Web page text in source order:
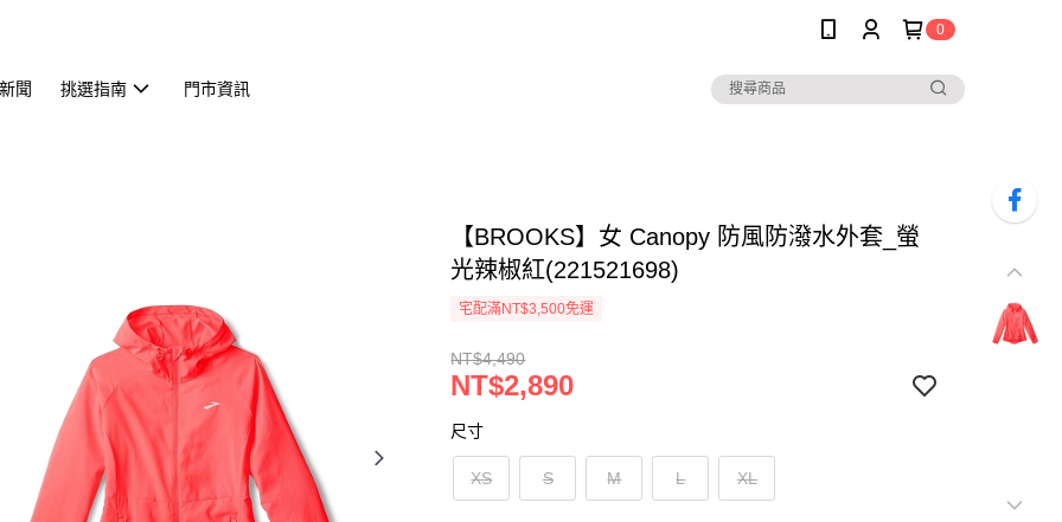
0
聞 挑選指南 門市資訊
【BROOKS】女 Canopy 防風防潑水外套_螢
光辣椒紅(221521698)
宅配滿NT$3,500免運
NT$4,490
NT$2,890
尺寸
XS S M L XL